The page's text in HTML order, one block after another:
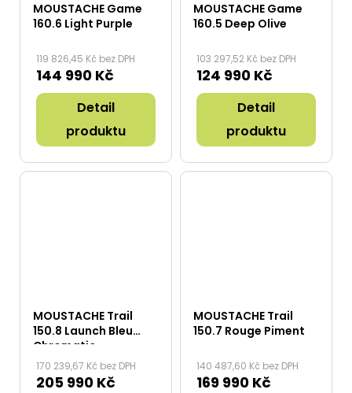
MOUSTACHE Game
160.6 Light Purple
119 826,45 Kč bez DPH
144 990 Kč
Detail
produktu
MOUSTACHE Game
160.5 Deep Olive
103 297,52 Kč bez DPH
124 990 Kč
Detail
produktu
MOUSTACHE Trail
150.8 Launch Bleu
Chromatic
170 239,67 Kč bez DPH
205 990 Kč
MOUSTACHE Trail
150.7 Rouge Piment
140 487,60 Kč bez DPH
169 990 Kč